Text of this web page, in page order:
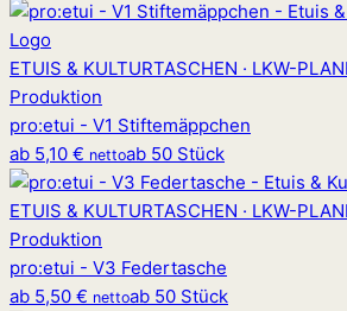
ETUIS & KULTURTASCHEN · LKW-
Produktion
pro:etui - V1 Stiftemäppchen
ab 5,10 € nettoab 50 Stück
ETUIS & KULTURTASCHEN · LKW-
Produktion
pro:etui - V3 Federtasche
ab 5,50 € nettoab 50 Stück